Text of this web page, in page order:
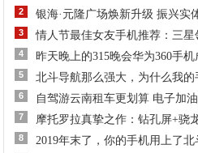
2 银海·元隆广场焕新升级 振兴实
3 情人节最佳女友手机推荐：三
4 昨天晚上的315晚会华为360手
5 北斗导航那么强大，为什么我
6 自驾游云南租车更划算 电子加
7 摩托罗拉真挚之作：钻孔屏+骁
8 2019年末了，你的手机用上了